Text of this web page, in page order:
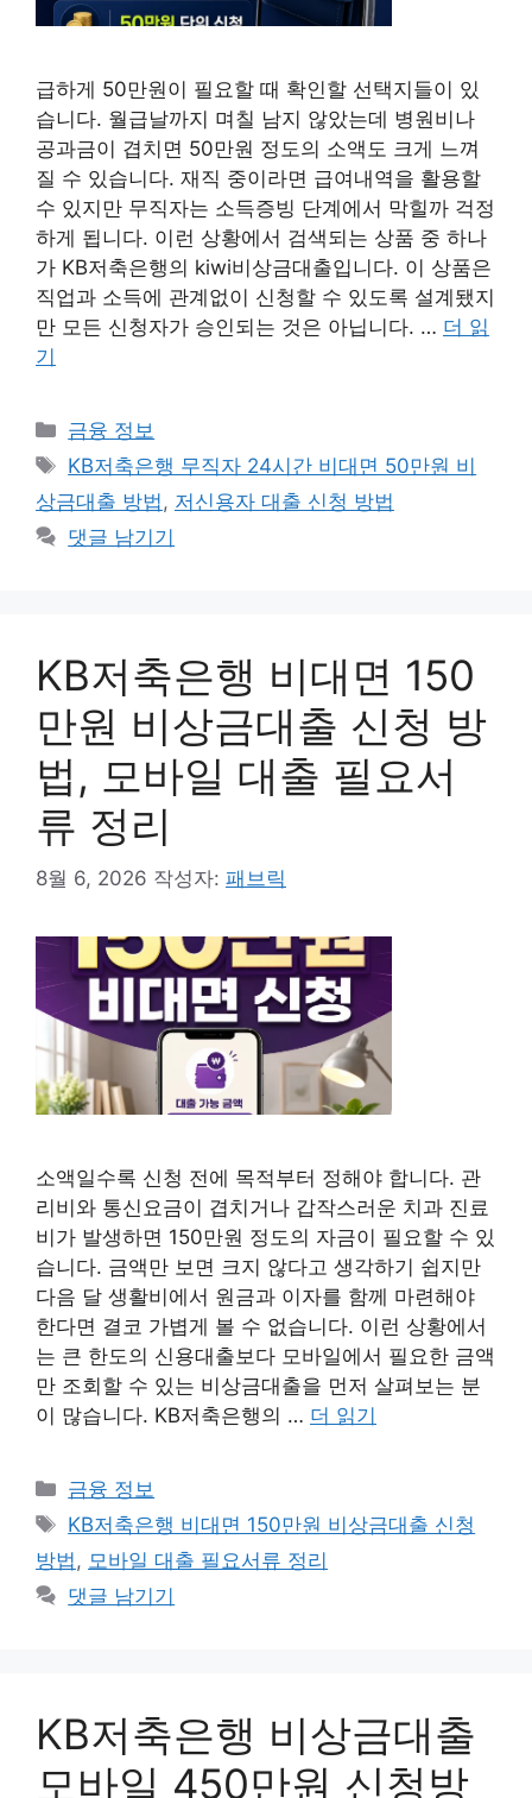
급하게 50만원이 필요할 때 확인할 선택지들이 있
습니다. 월급날까지 며칠 남지 않았는데 병원비나
공과금이 겹치면 50만원 정도의 소액도 크게 느껴
질 수 있습니다. 재직 중이라면 급여내역을 활용할
수 있지만 무직자는 소득증빙 단계에서 막힐까 걱정
하게 됩니다. 이런 상황에서 검색되는 상품 중 하나
가 KB저축은행의 kiwi비상금대출입니다. 이 상품은
직업과 소득에 관계없이 신청할 수 있도록 설계됐지
만 모든 신청자가 승인되는 것은 아닙니다. … 더 읽
기
카
테
리
금융 정보
태
그
KB저축은행 무직자 24시간 비대면 50만원 비
상금대출 방법, 저신용자 대출 신청 방법
댓글 남기기
KB저축은행 비대면 150
만원 비상금대출 신청 방
법, 모바일 대출 필요서
류 정리
8월 6, 2026 작성자: 패브릭
소액일수록 신청 전에 목적부터 정해야 합니다. 관
리비와 통신요금이 겹치거나 갑작스러운 치과 진료
비가 발생하면 150만원 정도의 자금이 필요할 수 있
습니다. 금액만 보면 크지 않다고 생각하기 쉽지만
다음 달 생활비에서 원금과 이자를 함께 마련해야
한다면 결코 가볍게 볼 수 없습니다. 이런 상황에서
는 큰 한도의 신용대출보다 모바일에서 필요한 금액
만 조회할 수 있는 비상금대출을 먼저 살펴보는 분
이 많습니다. KB저축은행의 … 더 읽기
카
테
리
금융 정보
태
그
KB저축은행 비대면 150만원 비상금대출 신청
방법 , 모바일 대출 필요서류 정리
댓글 남기기
KB저축은행 비상금대출
모바일 450만원 신청방